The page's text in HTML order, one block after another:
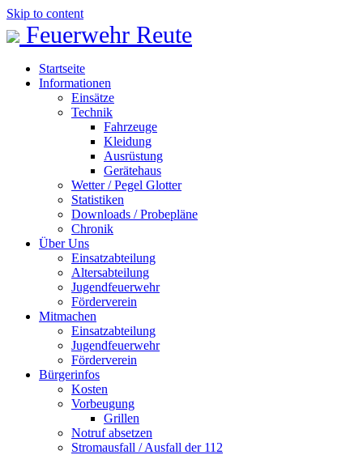
Skip to content
Feuerwehr Reute
Startseite
Informationen
Einsätze
Technik
Fahrzeuge
Kleidung
Ausrüstung
Gerätehaus
Wetter / Pegel Glotter
Statistiken
Downloads / Probepläne
Chronik
Über Uns
Einsatzabteilung
Altersabteilung
Jugendfeuerwehr
Förderverein
Mitmachen
Einsatzabteilung
Jugendfeuerwehr
Förderverein
Bürgerinfos
Kosten
Vorbeugung
Grillen
Notruf absetzen
Stromausfall / Ausfall der 112